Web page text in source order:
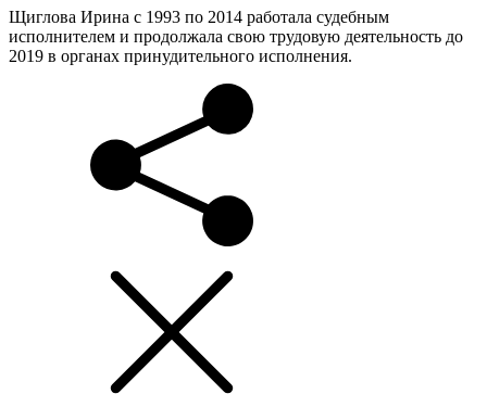
Щиглова Ирина с 1993 по 2014 работала судебным
исполнителем и продолжала свою трудовую деятельность до
2019 в органах принудительного исполнения.